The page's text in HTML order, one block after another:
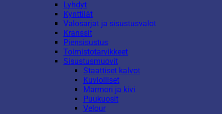
Lyhdyt
Kynttilät
Valosarjat ja sisustusvalot
Kranssit
Piensisustus
Toimistotarvikkeet
Sisustusmuovit
Staattiset kalvot
Kuviolliset
Marmori ja kivi
Puukuosit
Velour